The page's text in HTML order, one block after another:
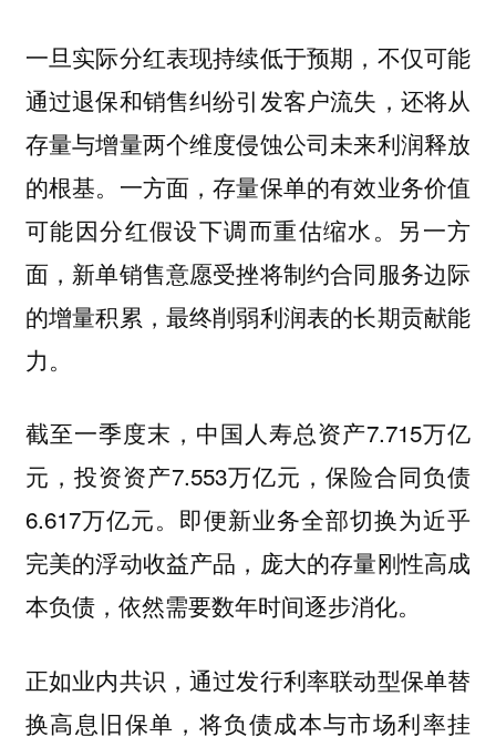
一旦实际分红表现持续低于预期，不仅可能
通过退保和销售纠纷引发客户流失，还将从
存量与增量两个维度侵蚀公司未来利润释放
的根基。一方面，存量保单的有效业务价值
可能因分红假设下调而重估缩水。另一方
面，新单销售意愿受挫将制约合同服务边际
的增量积累，最终削弱利润表的长期贡献能
力。
截至一季度末，中国人寿总资产7.715万亿
元，投资资产7.553万亿元，保险合同负债
6.617万亿元。即便新业务全部切换为近乎
完美的浮动收益产品，庞大的存量刚性高成
本负债，依然需要数年时间逐步消化。
正如业内共识，通过发行利率联动型保单替
换高息旧保单，将负债成本与市场利率挂